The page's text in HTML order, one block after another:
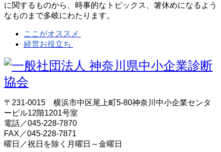
に関するものから、時事的なトピックス、箸休めになるよう
なものまで多岐にわたります。
ここがオススメ
経営お役立ち
〒231-0015 横浜市中区尾上町5-80神奈川中小企業センタ
ービル12階1201号室
電話／045-228-7870
FAX／045-228-7871
曜日／祝日を除く月曜日～金曜日